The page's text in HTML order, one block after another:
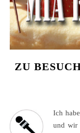
ZU
Ich habe mir heute den Skoutz-Kauz geschnappt
und wir